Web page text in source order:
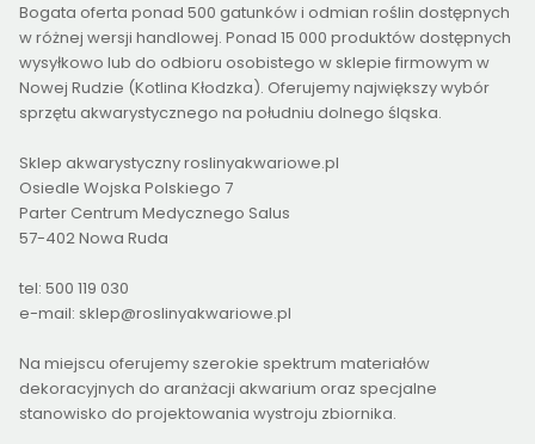
Bogata oferta ponad 500 gatunków i odmian roślin dostępnych
w różnej wersji handlowej. Ponad 15 000 produktów dostępnych
wysyłkowo lub do odbioru osobistego w sklepie firmowym w
Nowej Rudzie (Kotlina Kłodzka). Oferujemy największy wybór
sprzętu akwarystycznego na południu dolnego śląska.
Sklep akwarystyczny roslinyakwariowe.pl
Osiedle Wojska Polskiego 7
Parter Centrum Medycznego Salus
57-402 Nowa Ruda
tel: 500 119 030
e-mail: sklep@roslinyakwariowe.pl
Na miejscu oferujemy szerokie spektrum materiałów
dekoracyjnych do aranżacji akwarium oraz specjalne
stanowisko do projektowania wystroju zbiornika.